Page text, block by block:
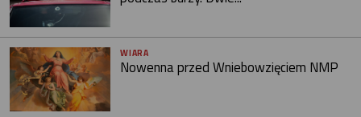
WIARA
Nowenna przed Wniebowzięciem NMP